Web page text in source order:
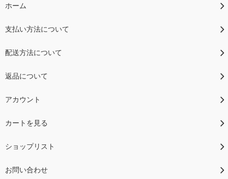
ホーム
支払い方法について
配送方法について
返品について
アカウント
カートを見る
ショップリスト
お問い合わせ